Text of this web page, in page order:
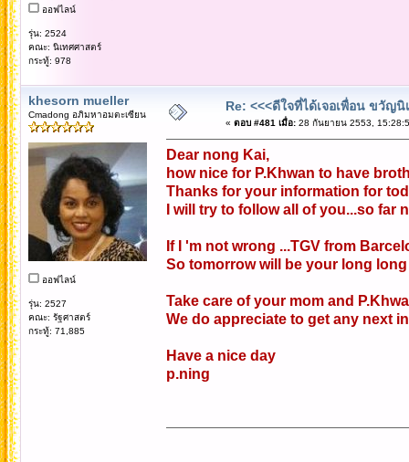
ออฟไลน์
รุ่น: 2524
คณะ: นิเทศศาสตร์
กระทู้: 978
khesorn mueller
Cmadong อภิมหาอมตะเซียน
ออฟไลน์
รุ่น: 2527
คณะ: รัฐศาสตร์
กระทู้: 71,885
Re: <<<ดีใจที่ได้เจอเพื่อน ขวัญนิ
« ตอบ #481 เมื่อ:28 กันยายน 2553,
Dear nong Kai,
how nice for P.Khwan to have
Thanks for your information for
I will try to follow all of you...so far
If I 'm not wrong ...TGV from
So tomorrow will be your long
Take care of your mom and
We do appreciate to get any next
Have a nice day
p.ning